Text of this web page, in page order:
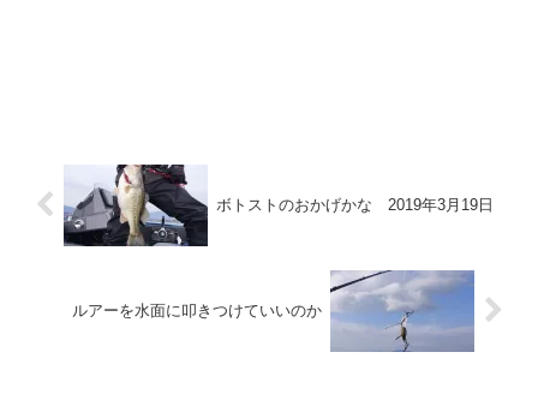
ボトストのおかげかな 2019年3月19日
ルアーを水面に叩きつけていいのか